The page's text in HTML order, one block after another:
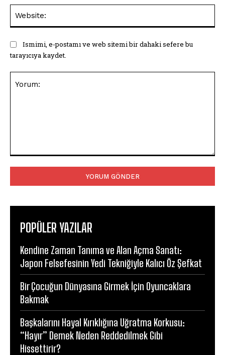
Ismimi, e-postamı ve web sitemi bir dahaki sefere bu
tarayıcıya kaydet.
POPÜLER YAZILAR
Kendine Zaman Tanıma ve Alan Açma Sanatı:
Japon Felsefesinin Yedi Tekniğiyle Kalıcı Öz Şefkat
Bir Çocuğun Dünyasına Girmek İçin Oyuncaklara
Bakmak
Başkalarını Hayal Kırıklığına Uğratma Korkusu:
“Hayır” Demek Neden Reddedilmek Gibi
Hissettirir?